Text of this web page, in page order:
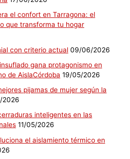
el confort en Tarragona: el
que transforma tu hogar
con criterio actual 09/06/2026
gana protagonismo en
de AislaCórdoba 19/05/2026
pijamas de mujer según la
2026
inteligentes en las
11/05/2026
el aislamiento térmico en